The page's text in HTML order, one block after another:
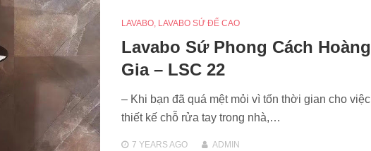
LAVABO, LAVABO SỨ ĐẾ CAO
Lavabo Sứ Phong Cách Hoàng
Gia – LSC 22
– Khi bạn đã quá mệt mỏi vì tốn thời gian cho việc
thiết kế chỗ rửa tay trong nhà,…
7 YEARSAGO ADMIN